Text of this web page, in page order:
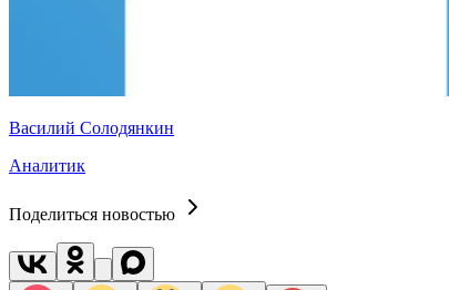
Василий Солодянкин
Аналитик
Поделиться новостью